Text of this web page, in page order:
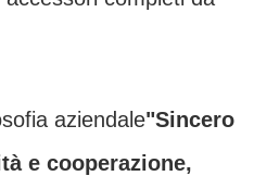
aziendale"Sincero
e cooperazione,